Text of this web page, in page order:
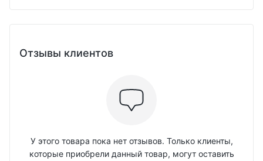
Отзывы клиентов
У этого товара пока нет отзывов. Только клиенты,
которые приобрели данный товар, могут оставить